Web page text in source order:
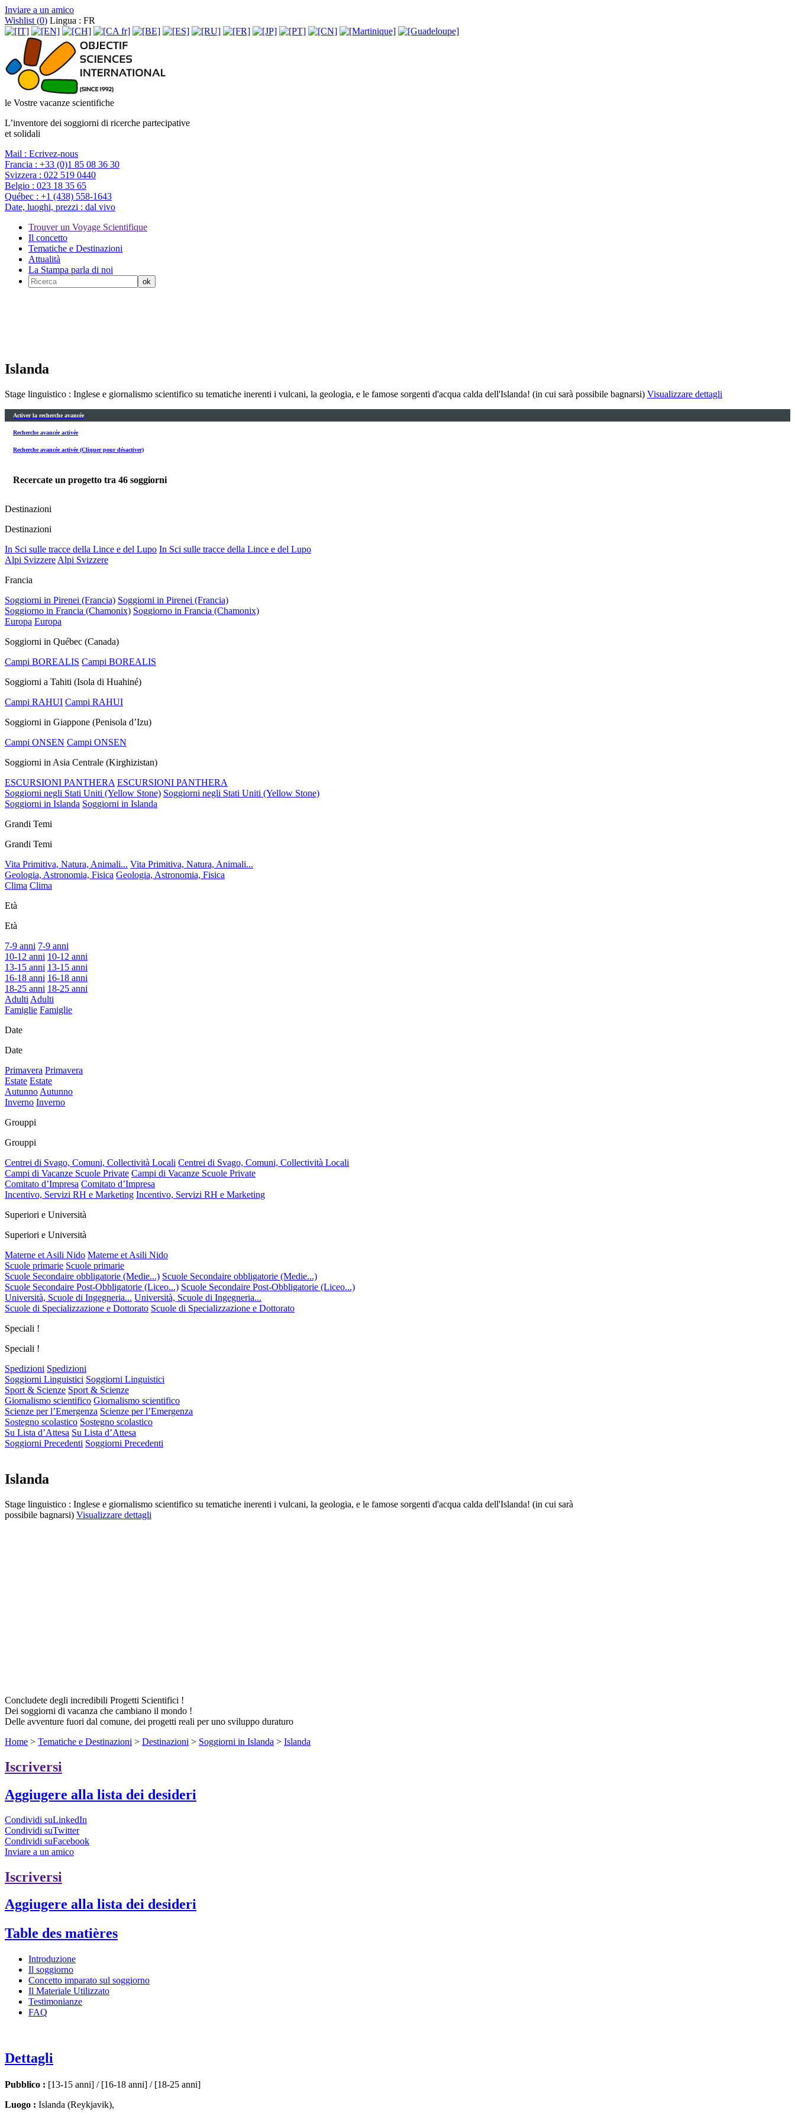
Inviare a un amico
Wishlist (0) Lingua : FR
le Vostre vacanze scientifiche
L’inventore dei soggiorni di ricerche partecipative
et solidali
Mail : Ecrivez-nous
Francia : +33 (0)1 85 08 36 30
Svizzera : 022 519 0440
Belgio : 023 18 35 65
Québec : +1 (438) 558-1643
Date, luoghi, prezzi : dal vivo
Trouver un Voyage Scientifique
Il concetto
Tematiche e Destinazioni
Attualità
La Stampa parla di noi
Islanda
Stage linguistico : Inglese e giornalismo scientifico su tematiche inerenti i vulcani, la geologia, e le famose sorgenti d'acqua calda dell'Islanda! (in cui sarà possibile bagnarsi) Visualizzare dettagli
Activer la recherche avancée
Recherche avancée activée
Recherche avancée activée (Cliquer pour désactiver)
Recercate un progetto tra 46 soggiorni
Destinazioni
Destinazioni
In Sci sulle tracce della Lince e del Lupo In Sci sulle tracce della Lince e del Lupo
Alpi Svizzere Alpi Svizzere
Francia
Soggiorni in Pirenei (Francia) Soggiorni in Pirenei (Francia)
Soggiorno in Francia (Chamonix) Soggiorno in Francia (Chamonix)
Europa Europa
Soggiorni in Québec (Canada)
Campi BOREALIS Campi BOREALIS
Soggiorni a Tahiti (Isola di Huahiné)
Campi RAHUI Campi RAHUI
Soggiorni in Giappone (Penisola d’Izu)
Campi ONSEN Campi ONSEN
Soggiorni in Asia Centrale (Kirghizistan)
ESCURSIONI PANTHERA ESCURSIONI PANTHERA
Soggiorni negli Stati Uniti (Yellow Stone) Soggiorni negli Stati Uniti (Yellow Stone)
Soggiorni in Islanda Soggiorni in Islanda
Grandi Temi
Grandi Temi
Vita Primitiva, Natura, Animali... Vita Primitiva, Natura, Animali...
Geologia, Astronomia, Fisica Geologia, Astronomia, Fisica
Clima Clima
Età
Età
7-9 anni 7-9 anni
10-12 anni 10-12 anni
13-15 anni 13-15 anni
16-18 anni 16-18 anni
18-25 anni 18-25 anni
Adulti Adulti
Famiglie Famiglie
Date
Date
Primavera Primavera
Estate Estate
Autunno Autunno
Inverno Inverno
Grouppi
Grouppi
Centrei di Svago, Comuni, Collectività Locali Centrei di Svago, Comuni, Collectività Locali
Campi di Vacanze Scuole Private Campi di Vacanze Scuole Private
Comitato d’Impresa Comitato d’Impresa
Incentivo, Servizi RH e Marketing Incentivo, Servizi RH e Marketing
Superiori e Università
Superiori e Università
Materne et Asili Nido Materne et Asili Nido
Scuole primarie Scuole primarie
Scuole Secondaire obbligatorie (Medie...) Scuole Secondaire obbligatorie (Medie...)
Scuole Secondaire Post-Obbligatorie (Liceo...) Scuole Secondaire Post-Obbligatorie (Liceo...)
Università, Scuole di Ingegneria... Università, Scuole di Ingegneria...
Scuole di Specializzazione e Dottorato Scuole di Specializzazione e Dottorato
Speciali !
Speciali !
Spedizioni Spedizioni
Soggiorni Linguistici Soggiorni Linguistici
Sport & Scienze Sport & Scienze
Giornalismo scientifico Giornalismo scientifico
Scienze per l’Emergenza Scienze per l’Emergenza
Sostegno scolastico Sostegno scolastico
Su Lista d’Attesa Su Lista d’Attesa
Soggiorni Precedenti Soggiorni Precedenti
Islanda
Stage linguistico : Inglese e giornalismo scientifico su tematiche inerenti i vulcani, la geologia, e le famose sorgenti d'acqua calda dell'Islanda! (in cui sarà
possibile bagnarsi) Visualizzare dettagli
Concludete degli incredibili Progetti Scientifici !
Dei soggiorni di vacanza che cambiano il mondo !
Delle avventure fuori dal comune, dei progetti reali per uno sviluppo duraturo
Home > Tematiche e Destinazioni > Destinazioni > Soggiorni in Islanda > Islanda
Iscriversi
Aggiugere alla lista dei desideri
Condividi suLinkedIn
Condividi suTwitter
Condividi suFacebook
Inviare a un amico
Iscriversi
Aggiugere alla lista dei desideri
Table des matières
Introduzione
Il soggiorno
Concetto imparato sul soggiorno
Il Materiale Utilizzato
Testimonianze
FAQ
Dettagli
Pubblico : [13-15 anni] / [16-18 anni] / [18-25 anni]
Luogo : Islanda (Reykjavik),